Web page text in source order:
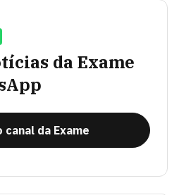
da Exame
canal da Exame